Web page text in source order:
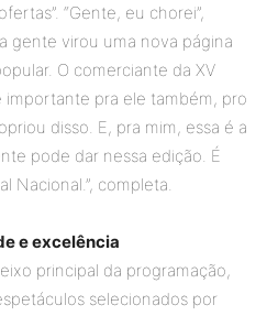
“Gente, eu chorei”,
gente virou uma nova página
O comerciante da XV
pra ele também, pro
disso. E, pra mim, essa é a
pode dar nessa edição. É
Nacional.”, completa.
e excelência
principal da programação,
selecionados por